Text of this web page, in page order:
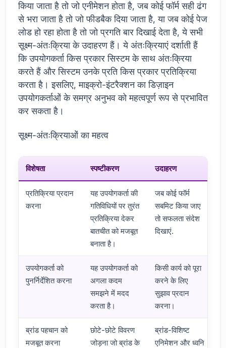
किया जाता है तो जो एनीमेशन होता है, जब कोई फॉर्म सही ढंग
से भरा जाता है तो जो फीडबैक दिया जाता है, या जब कोई पेज
लोड हो रहा होता है तो जो प्रगति बार दिखाई देता है, ये सभी
सूक्ष्म-अंतःक्रिया के उदाहरण हैं। ये अंतःक्रियाएं दर्शाती हैं
कि उपयोगकर्ता किस प्रकार सिस्टम के साथ अंतःक्रिया
करते हैं और सिस्टम उनके प्रति किस प्रकार प्रतिक्रिया
करता है। इसलिए, माइक्रो-इंटरैक्शन का डिज़ाइन
उपयोगकर्ताओं के समग्र अनुभव को महत्वपूर्ण रूप से प्रभावित
कर सकता है।
सूक्ष्म-अंतःक्रियाओं का महत्व
विशेषता स्पष्टीकरण उदाहरण
प्रतिक्रिया प्रदान
करना
यह उपयोगकर्ता की
गतिविधियों पर तुरंत
प्रतिक्रिया देकर
बातचीत को मजबूत
बनाता है।
जब कोई फॉर्म
सबमिट किया जाए
तो सफलता संदेश
दिखाएं.
उपयोगकर्ता को
पुनर्निर्देशित करना
यह उपयोगकर्ता को
अगला कदम
समझने में मदद
करता है।
किसी कार्य को पूरा
करने के लिए
सुझाव प्रदान
करना।
ब्रांड पहचान को
मजबूत करना
छोटे-छोटे विवरण
जोड़ना जो ब्रांड के
ब्रांड-विशिष्ट
एनिमेशन और ध्वनि